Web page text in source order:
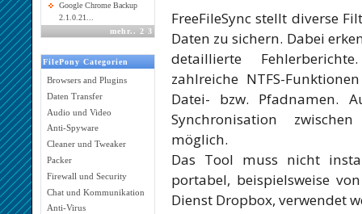
Google Chrome Backup
2.1.0.21...
mehr.. 2 3
FilePony Categorien
Browsers and Plugins
Daten Transfer
Audio und Video
Anti-Spyware
Cleaner und Tweaker
Packer
Firewall und Security
Chat und Kommunikation
Anti-Virus
FreeFileSync stellt diverse
Daten zu sichern. Dabei
detaillierte
zahlreiche NTFS-
Datei- bzw. Pfadnamen.
Synchronisation
möglich.
Das Tool muss nicht
portabel, beispielsweise
Dienst Dropbox, verwendet